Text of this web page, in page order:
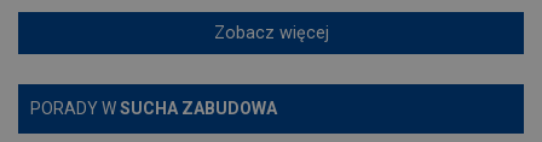
Zobacz więcej
PORADY WSUCHA ZABUDOWA